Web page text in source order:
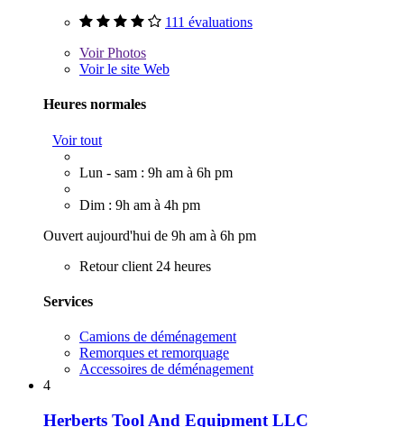
111 évaluations
VoirPhotos
Voir le site Web
Heures normales
Voir tout
Lun - sam : 9h am à 6h pm
Dim : 9h am à 4h pm
Ouvert aujourd'hui de 9h am à 6h pm
Retour client 24 heures
Services
Camions de déménagement
Remorques et remorquage
Accessoires de déménagement
4
Herberts Tool And Equipment LLC